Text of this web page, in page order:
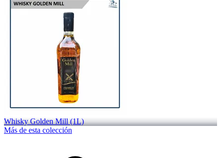
Whisky Golden Mill (1L)
Más de esta colección